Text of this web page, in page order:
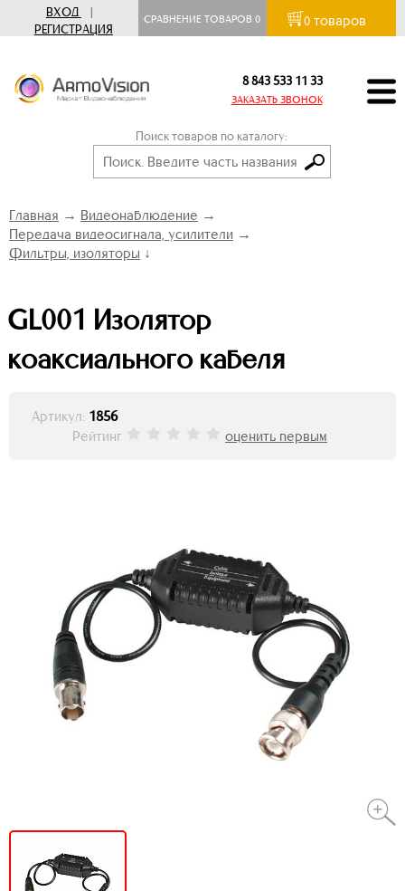
ВХОД
|
РЕГИСТРАЦИЯ
СРАВНЕНИЕ ТОВАРОВ0 0 товаров
8 843 533 11 33
ЗАКАЗАТЬ ЗВОНОК
Поиск товаров по каталогу:
Главная → Видеонаблюдение →
Передача видеосигнала, усилители →
Фильтры, изоляторы ↓
GL001 Изолятор
коаксиального кабеля
Артикул: 1856
Рейтинг
оценить первым